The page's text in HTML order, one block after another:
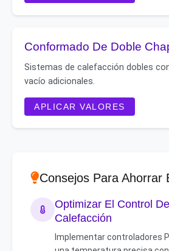
Conformado De Doble
Sistemas de calefacción dobles
vacío adicionales.
APLICAR VALORES
Consejos Para Ahorrar
Optimizar El Control
Calefacción
Implementar controladores